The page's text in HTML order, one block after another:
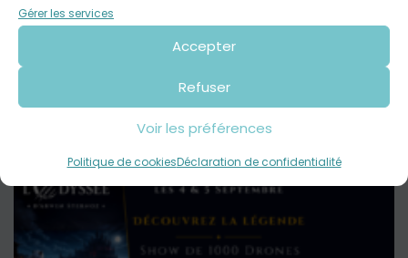
Gérer les services
Accepter
Refuser
Voir les préférences
Politique de cookiesDéclaration de confidentialité
Des visites flash au Domaine de Trévarez / Tout
public
Domaine départemental de Trévarez Tout public